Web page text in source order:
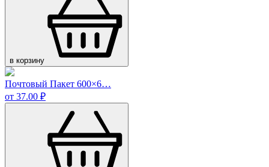
в корзину
Почтовый Пакет 600×6…
от 37.00 ₽